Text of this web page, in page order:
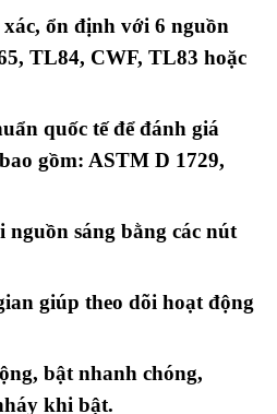
ổn định với 6 nguồn
TL84, CWF, TL83 hoặc
quốc tế để đánh giá
gồm: ASTM D 1729,
nguồn sáng bằng các nút
giúp theo dõi hoạt động
bật nhanh chóng,
khi bật.